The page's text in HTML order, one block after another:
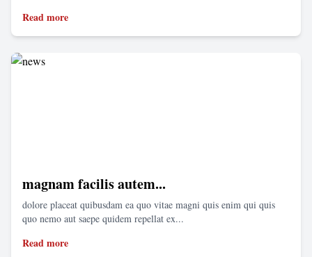
Read more
magnam facilis autem...
dolore placeat quibusdam ea quo vitae magni quis enim qui quis
quo nemo aut saepe quidem repellat ex...
Read more